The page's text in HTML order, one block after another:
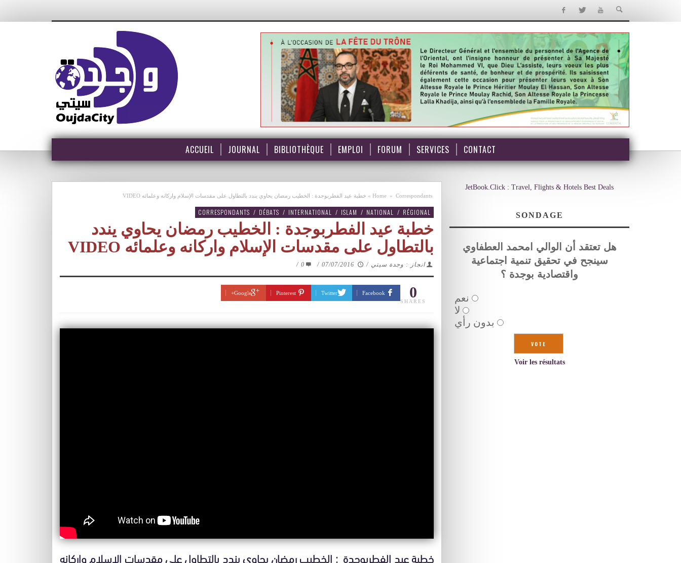
ACCUEIL JOURNAL BIBLIOTHÈQUE EMPLOI FORUM SERVICES CONTACT
Home » Correspondants
» خطبة عيد الفطربوجدة : الخطيب رمضان يحاوي يندد بالتطاول على مقدسات الإسلام واركانه وعلمائه VIDEO
CORRESPONDANTS / DÉBATS / INTERNATIONAL / ISLAM / NATIONAL / RÉGIONAL
خطبة عيد الفطربوجدة : الخطيب رمضان يحاوي يندد
بالتطاول على مقدسات الإسلام واركانه وعلمائه VIDEO
انجاز : وجدة سيتي /
07/07/2016
/
0
/
0
SHARES
Facebook
Twitter
Pinterest
Google+
خطبة عيد الفطربوجدة : الخطيب رمضان يحاوي يندد بالتطاول على مقدسات الإسلام واركانه
JetBook.Click : Travel, Flights & Hotels Best Deals
SONDAGE
هل تعتقد أن الوالي امحمد العطفاوي
سينجح في تحقيق تنمية اجتماعية
واقتصادية بوجدة ؟
نعم
لا
بدون رأي
Voir les résultats